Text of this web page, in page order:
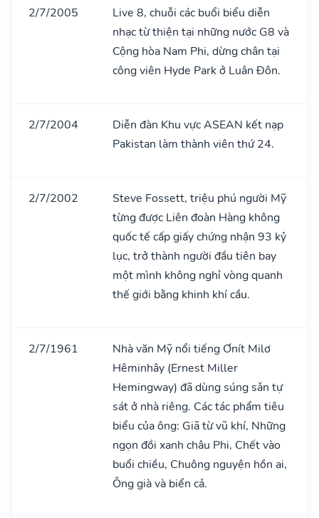
2/7/2005
Live 8, chuỗi các buổi biểu diễn
nhạc từ thiện tại những nước G8 và
Cộng hòa Nam Phi, dừng chân tại
công viên Hyde Park ở Luân Đôn.
2/7/2004
Diễn đàn Khu vực ASEAN kết nạp
Pakistan làm thành viên thứ 24.
2/7/2002
Steve Fossett, triệu phú người Mỹ
từng được Liên đoàn Hàng không
quốc tế cấp giấy chứng nhận 93 kỷ
lục, trở thành người đầu tiên bay
một mình không nghỉ vòng quanh
thế giới bằng khinh khí cầu.
2/7/1961
Nhà văn Mỹ nổi tiếng Ơnít Milơ
Hêminhây (Ernest Miller
Hemingway) đã dùng súng sǎn tự
sát ở nhà riêng. Các tác phẩm tiêu
biểu của ông: Giã từ vũ khí, Những
ngọn đồi xanh châu Phi, Chết vào
buổi chiều, Chuông nguyện hồn ai,
Ông già và biển cả.